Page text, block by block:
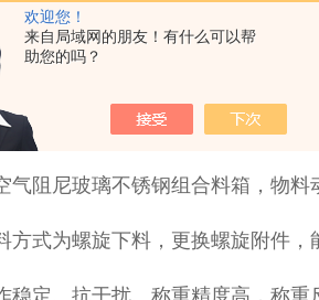
欢迎您！
来自局域网的朋友！有什么可以帮
助您的吗？
精度高、扭距大、寿命长、转速可
，工作状态随时任意变换，操作便
免保养减速电机：噪音低、寿命长
气阻尼玻璃不锈钢组合料箱，物料
方式为螺旋下料，更换螺旋附件，
稳定、抗干扰、称重精度高，称